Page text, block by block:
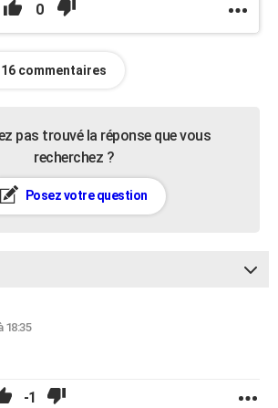
0
commentaires
pas trouvé la réponse que vous
recherchez ?
Posez votre question
18:35
-1